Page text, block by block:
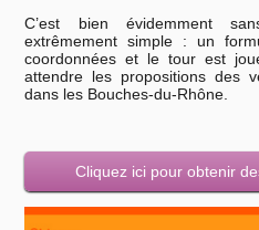
C’est bien évidemment
extrêmement simple : un
coordonnées et le tour est
attendre les propositions des
dans les Bouches-du-Rhône.
Cliquez ici pour obtenir